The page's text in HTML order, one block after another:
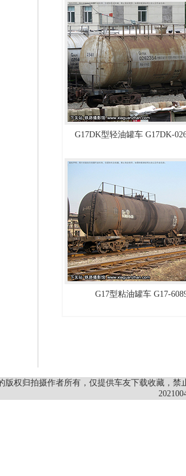
G17DK型轻油罐车 G17DK-
G17型粘油罐车 G17-
版权归拍摄作者所有，仅提供车友下载收藏，